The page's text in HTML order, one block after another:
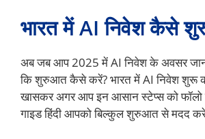
भारत में AI निवेश कैसे
अब जब आप 2025 में AI निवेश के अवसर
कि शुरुआत कैसे करें? भारत में AI निवेश शुरू
खासकर अगर आप इन आसान स्टेप्स को
गाइड हिंदी आपको बिल्कुल शुरुआत से मदद